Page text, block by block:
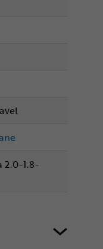
2.0-1.8-